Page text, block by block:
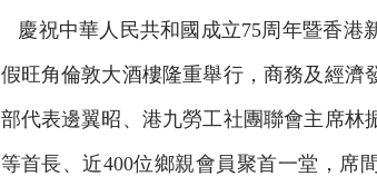
慶祝中華人民共和國成立75周年暨香港
假旺角倫敦大酒樓隆重舉行，商務及經濟
部代表邊翼昭、港九勞工社團聯會主席林
等首長、近400位鄉親會員聚首一堂，席